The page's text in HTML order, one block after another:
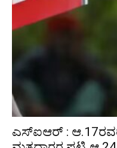
ಎಸ್‌ಐಆರ್‌ :